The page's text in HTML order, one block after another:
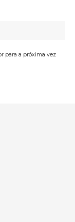
para a próxima vez